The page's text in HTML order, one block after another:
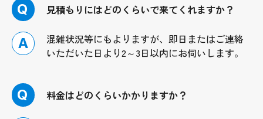
Q 見積もりにはどのくらいで来てくれますか？
A
混雑状況等にもよりますが、即日またはご連絡
いただいた日より2～3日以内にお伺いします。
Q 料金はどのくらいかかりますか？